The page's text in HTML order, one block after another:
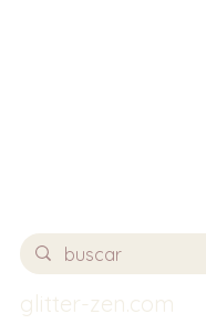
glitter-zen.com